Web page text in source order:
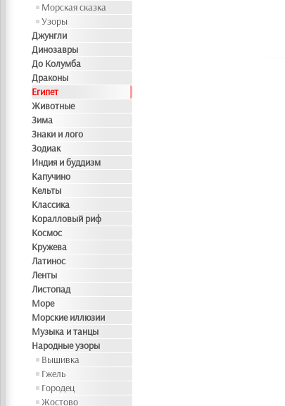
Морская сказка
Узоры
Джунгли
Динозавры
До Колумба
Драконы
Египет
Животные
Зима
Знаки и лого
Зодиак
Индия и буддизм
Капучино
Кельты
Классика
Коралловый риф
Космос
Кружева
Латинос
Ленты
Листопад
Море
Морские иллюзии
Музыка и танцы
Народные узоры
Вышивка
Гжель
Городец
Жостово